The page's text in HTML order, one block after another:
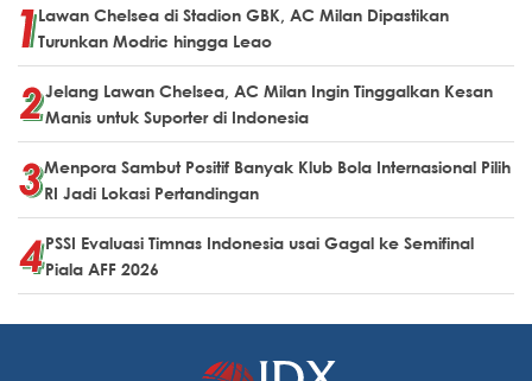
Lawan Chelsea di Stadion GBK, AC Milan Dipastikan
Turunkan Modric hingga Leao
Jelang Lawan Chelsea, AC Milan Ingin Tinggalkan Kesan
Manis untuk Suporter di Indonesia
Menpora Sambut Positif Banyak Klub Bola Internasional Pilih
RI Jadi Lokasi Pertandingan
PSSI Evaluasi Timnas Indonesia usai Gagal ke Semifinal
Piala AFF 2026